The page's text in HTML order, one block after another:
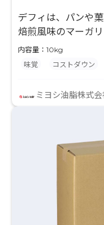
デフィは、パンや
焙煎風味のマーガリ
内容量：10kg
味覚
コストダウン
ミヨシ油脂株式